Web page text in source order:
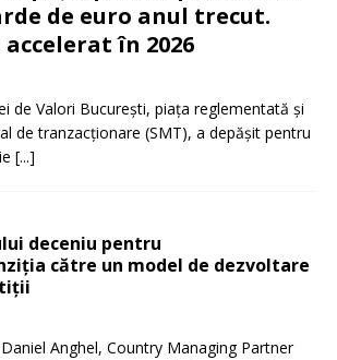
de euro anul trecut.
în 2026
de Valori București, piața reglementată și
de tranzacționare (SMT), a depășit pentru
[...]
deceniu pentru
către un model de dezvoltare
Anghel, Country Managing Partner